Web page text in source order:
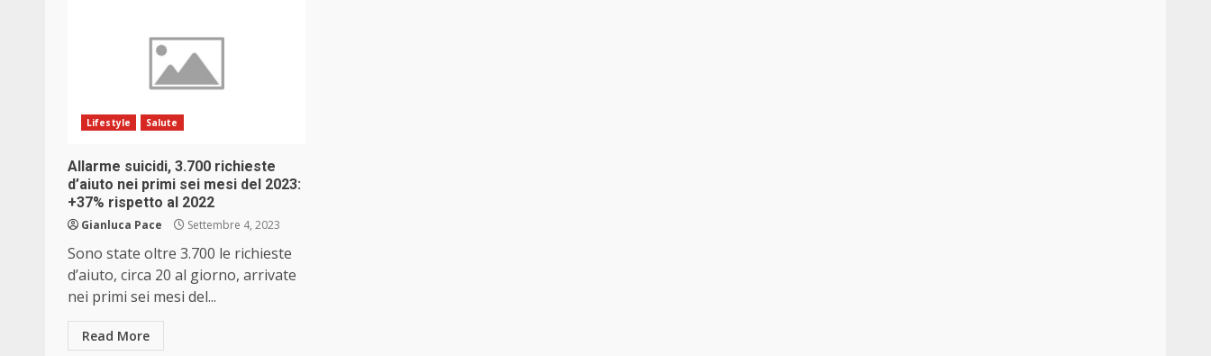
Lifestyle Salute
Allarme suicidi, 3.700 richieste
d’aiuto nei primi sei mesi del 2023:
+37% rispetto al 2022
Gianluca Pace Settembre 4, 2023
Sono state oltre 3.700 le richieste
d’aiuto, circa 20 al giorno, arrivate
nei primi sei mesi del...
Read More